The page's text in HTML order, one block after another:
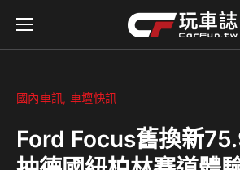
國內車訊 車壇快訊
Ford Focus舊換新